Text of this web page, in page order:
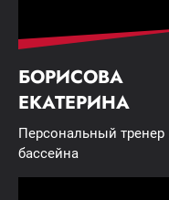
БОРИСОВА
ЕКАТЕРИНА
Персональный тренер
бассейна